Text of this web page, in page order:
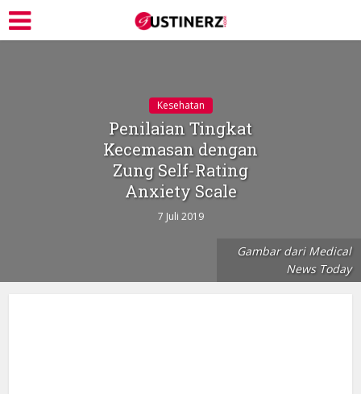
Kesehatan
Penilaian Tingkat
Kecemasan dengan
Zung Self-Rating
Anxiety Scale
7 Juli 2019
Gambar dari Medical
News Today